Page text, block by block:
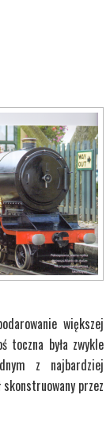
większej
toczna była zwykle
z najbardziej
przez